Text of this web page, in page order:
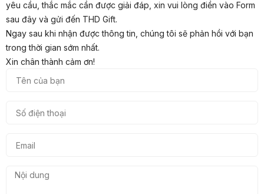
yêu cầu, thắc mắc cần được giải đáp, xin vui lòng điền vào Form
sau đây và gửi đến THD Gift.
Ngay sau khi nhận được thông tin, chúng tôi sẽ phản hồi với bạn
trong thời gian sớm nhất.
Xin chân thành cảm ơn!